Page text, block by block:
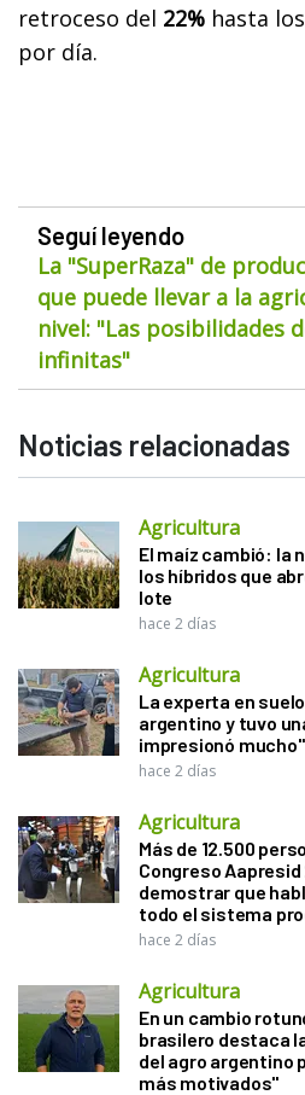
retroceso del 22% hasta los
por día.
Seguí leyendo
La "SuperRaza" de
que puede llevar a la
nivel: "Las posibilidades
infinitas"
Noticias relacionadas
Agricultura
El maíz cambió: la
los híbridos que
lote
hace 2 días
Agricultura
La experta en
argentino y tuvo
impresionó mucho"
hace 2 días
Agricultura
Más de 12.500
Congreso
demostrar que
todo el sistema
hace 2 días
Agricultura
En un cambio
brasilero destaca
del agro argentino
más motivados"